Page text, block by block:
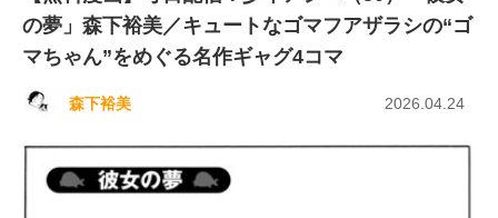
の夢」森下裕美／キュートなゴマフアザラシの“ゴ
マちゃん”をめぐる名作ギャグ4コマ
森下裕美 2026.04.24